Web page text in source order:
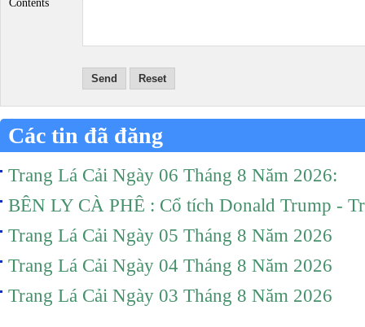
Contents
Send Reset
Các tin đã đăng
Trang Lá Cải Ngày 06 Tháng 8 Năm 2026:
BÊN LY CÀ PHÊ : Cổ tích Donald Trump -
Trang Lá Cải Ngày 05 Tháng 8 Năm 2026
Trang Lá Cải Ngày 04 Tháng 8 Năm 2026
Trang Lá Cải Ngày 03 Tháng 8 Năm 2026